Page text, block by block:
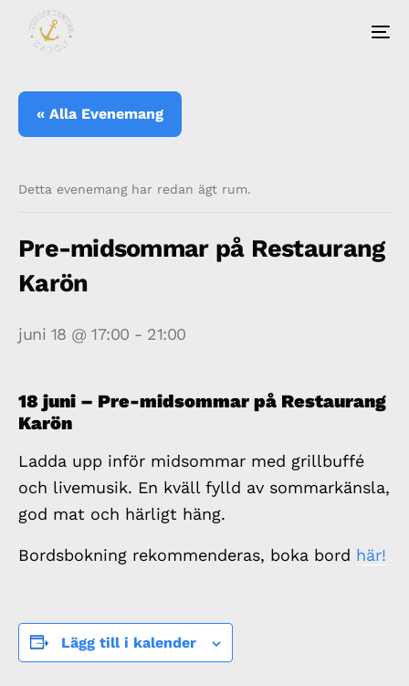
« Alla Evenemang
Detta evenemang har redan ägt rum.
Pre-midsommar på Restaurang
Karön
juni 18 @ 17:00 - 21:00
18 juni – Pre-midsommar på Restaurang
Karön
Ladda upp inför midsommar med grillbuffé
och livemusik. En kväll fylld av sommarkänsla,
god mat och härligt häng.
Bordsbokning rekommenderas, boka bord här!
Lägg till i kalender